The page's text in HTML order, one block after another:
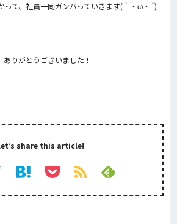
って、社員一同ガンバっていきます(｀・ω・´)
りがとうございました！
share this article!